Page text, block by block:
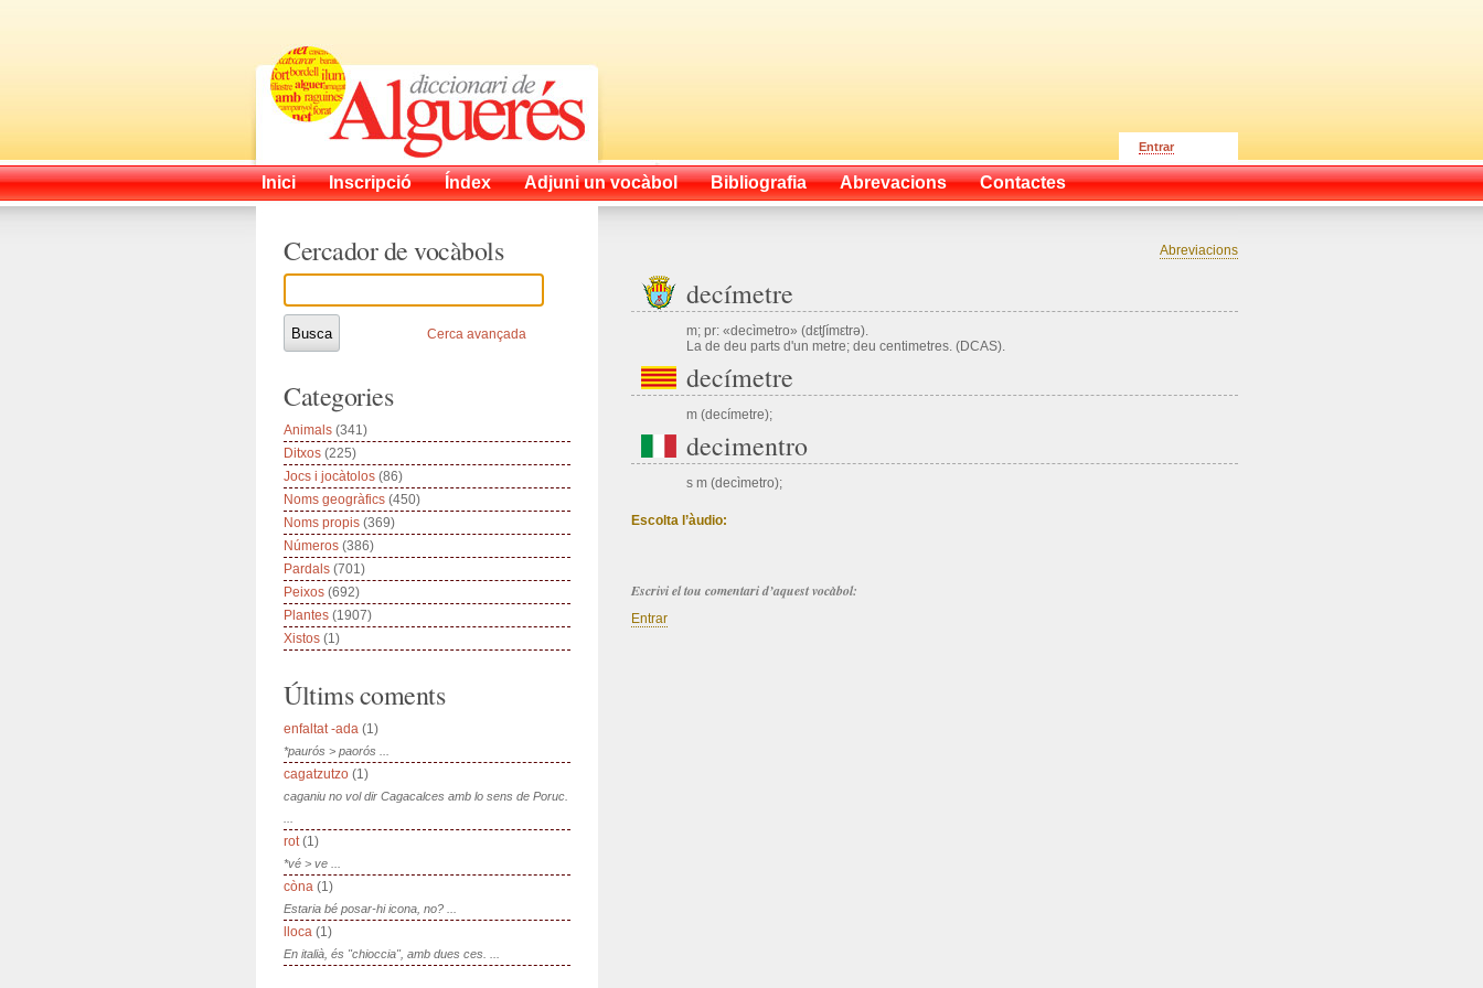
Entrar
Inici Inscripció Índex Adjuni un vocàbol Bibliografia Abrevacions Contactes
Abreviacions
decímetre
m; pr: «decìmetro» (dεtʃímεtrə).
La de deu parts d'un metre; deu centimetres. (DCAS).
decímetre
m (decímetre);
decimentro
s m (decìmetro);
Escolta l’àudio:
Escrivi el tou comentari d’aquest vocàbol:
Entrar
Cercador de vocàbols
Cerca avançada
Categories
Animals (341)
Ditxos (225)
Jocs i jocàtolos (86)
Noms geogràfics (450)
Noms propis (369)
Números (386)
Pardals (701)
Peixos (692)
Plantes (1907)
Xistos (1)
Últims coments
enfaltat -ada (1)
*paurós > paorós ...
cagatzutzo (1)
caganiu no vol dir Cagacalces amb lo sens de Poruc.
rot(1)
*vé > ve ...
còna (1)
Estaria bé posar-hi icona, no? ...
lloca (1)
En italià, és "chioccia", amb dues ces. ...